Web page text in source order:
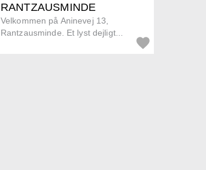
RANTZAUSMINDE
Velkommen på Aninevej 13,
Rantzausminde. Et lyst dejligt...